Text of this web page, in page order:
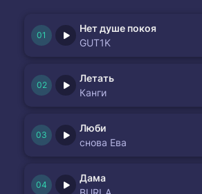
Нет душе покоя
GUT1K
Летать
Канги
Люби
снова Ева
Дама